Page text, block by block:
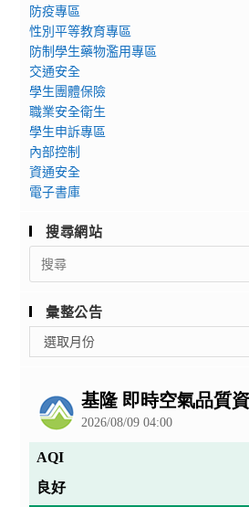
防疫專區
性別平等教育專區
防制學生藥物濫用專區
交通安全
學生團體保險
職業安全衛生
學生申訴專區
內部控制
資通安全
電子書庫
搜尋網站
Search
for:
彙整公告
整
選取月份